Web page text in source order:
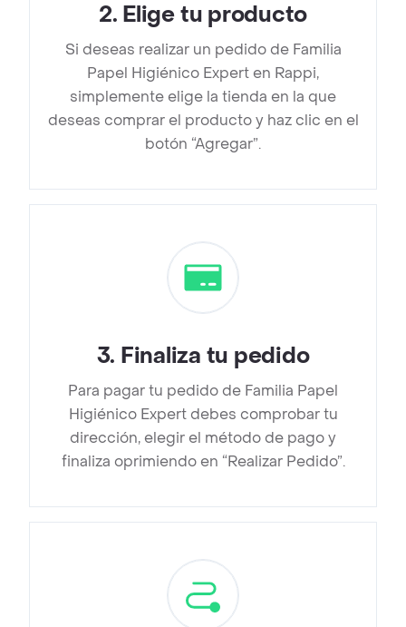
2. Elige tu producto
Si deseas realizar un pedido de Familia
Papel Higiénico Expert en Rappi,
simplemente elige la tienda en la que
deseas comprar el producto y haz clic en el
botón “Agregar”.
3. Finaliza tu pedido
Para pagar tu pedido de Familia Papel
Higiénico Expert debes comprobar tu
dirección, elegir el método de pago y
finaliza oprimiendo en “Realizar Pedido”.